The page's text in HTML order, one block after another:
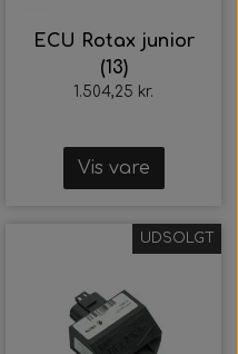
ECU Rotax junior
(13)
1.504,25 kr.
Vis vare
UDSOLGT